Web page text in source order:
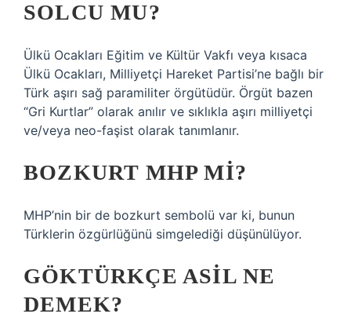
SOLCU MU?
Ülkü Ocakları Eğitim ve Kültür Vakfı veya kısaca
Ülkü Ocakları, Milliyetçi Hareket Partisi’ne bağlı bir
Türk aşırı sağ paramiliter örgütüdür. Örgüt bazen
“Gri Kurtlar” olarak anılır ve sıklıkla aşırı milliyetçi
ve/veya neo-faşist olarak tanımlanır.
BOZKURT MHP MI?
MHP’nin bir de bozkurt sembolü var ki, bunun
Türklerin özgürlüğünü simgelediği düşünülüyor.
GÖKTÜRKÇE ASIL NE
DEMEK?